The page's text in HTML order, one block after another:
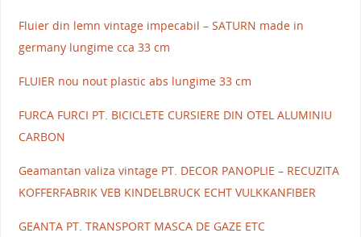
Fluier din lemn vintage impecabil – SATURN made in
germany lungime cca 33 cm
FLUIER nou nout plastic abs lungime 33 cm
FURCA FURCI PT. BICICLETE CURSIERE DIN OTEL ALUMINIU
CARBON
Geamantan valiza vintage PT. DECOR PANOPLIE – RECUZITA
KOFFERFABRIK VEB KINDELBRUCK ECHT VULKKANFIBER
GEANTA PT. TRANSPORT MASCA DE GAZE ETC